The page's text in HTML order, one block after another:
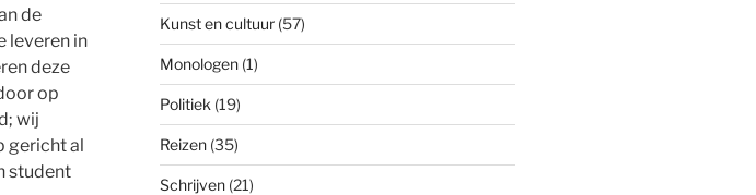
de
leveren in
deze
op
wij
gericht al
student
Kunst en cultuur(57)
Monologen(1)
Politiek (19)
Reizen(35)
Schrijven(21)